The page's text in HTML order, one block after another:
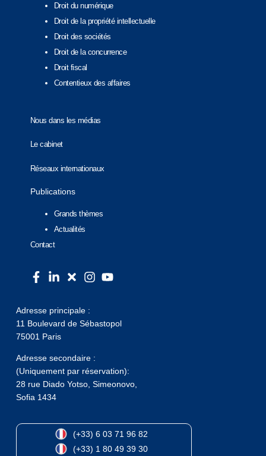
Droit du numérique
Droit de la propriété intellectuelle
Droit des sociétés
Droit de la concurrence
Droit fiscal
Contentieux des affaires
Nous dans les médias
Le cabinet
Réseaux internationaux
Publications
Grands thèmes
Actualités
Contact
Adresse principale :
11 Boulevard de Sébastopol
75001 Paris
Adresse secondaire :
(Uniquement par réservation):
28 rue Diado Yotso, Simeonovo,
Sofia 1434
(+33) 6 03 71 96 82
(+33) 1 80 49 39 30